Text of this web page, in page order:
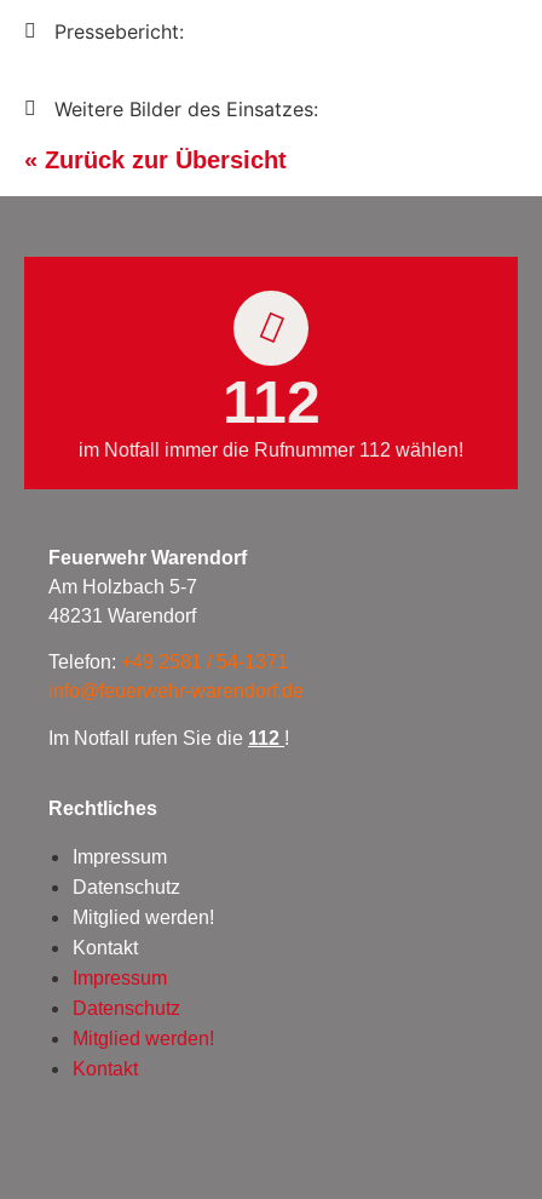
Pressebericht:
Weitere Bilder des Einsatzes:
« Zurück zur Übersicht
112
im Notfall immer die Rufnummer 112 wählen!
Feuerwehr Warendorf
Am Holzbach 5-7
48231 Warendorf
Telefon: +49 2581 / 54-1371
info@feuerwehr-warendorf.de
Im Notfall rufen Sie die 112 !
Rechtliches
Impressum
Datenschutz
Mitglied werden!
Kontakt
Impressum
Datenschutz
Mitglied werden!
Kontakt